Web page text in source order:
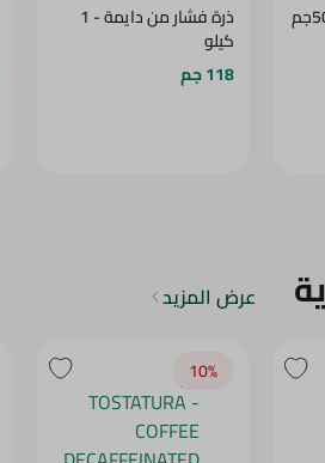
ذرة فشار من دايمة - 1
كيلو
118 جم
عرض المزيد
10‎%‎